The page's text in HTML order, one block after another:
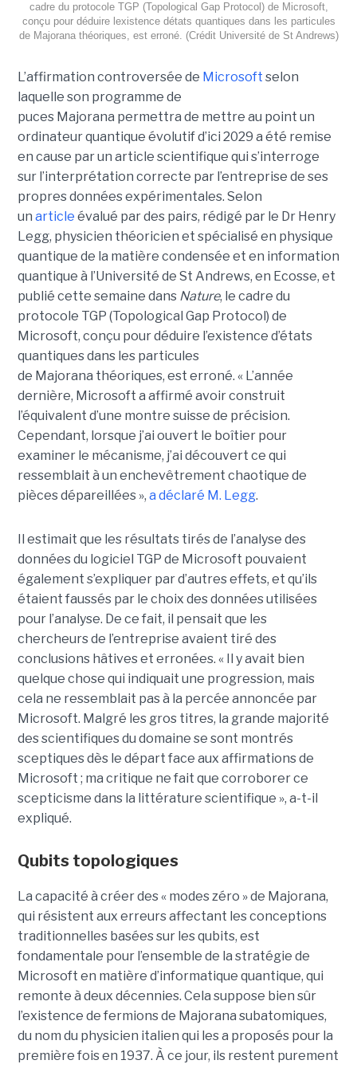
cadre du protocole TGP (Topological Gap Protocol) de Microsoft,
conçu pour déduire lexistence détats quantiques dans les particules
de Majorana théoriques, est erroné. (Crédit Université de St Andrews)
L’affirmation controversée de Microsoft selon
laquelle son programme de
puces Majorana permettra de mettre au point un
ordinateur quantique évolutif d’ici 2029 a été remise
en cause par un article scientifique qui s’interroge
sur l’interprétation correcte par l’entreprise de ses
propres données expérimentales. Selon
un article évalué par des pairs, rédigé par le Dr Henry
Legg, physicien théoricien et spécialisé en physique
quantique de la matière condensée et en information
quantique à l’Université de St Andrews, en Ecosse, et
publié cette semaine dans Nature, le cadre du
protocole TGP (Topological Gap Protocol) de
Microsoft, conçu pour déduire l’existence d’états
quantiques dans les particules
de Majorana théoriques, est erroné. « L’année
dernière, Microsoft a affirmé avoir construit
l’équivalent d’une montre suisse de précision.
Cependant, lorsque j’ai ouvert le boîtier pour
examiner le mécanisme, j’ai découvert ce qui
ressemblait à un enchevêtrement chaotique de
pièces dépareillées », a déclaré M. Legg.
Il estimait que les résultats tirés de l’analyse des
données du logiciel TGP de Microsoft pouvaient
également s’expliquer par d’autres effets, et qu’ils
étaient faussés par le choix des données utilisées
pour l’analyse. De ce fait, il pensait que les
chercheurs de l’entreprise avaient tiré des
conclusions hâtives et erronées. « Il y avait bien
quelque chose qui indiquait une progression, mais
cela ne ressemblait pas à la percée annoncée par
Microsoft. Malgré les gros titres, la grande majorité
des scientifiques du domaine se sont montrés
sceptiques dès le départ face aux affirmations de
Microsoft ; ma critique ne fait que corroborer ce
scepticisme dans la littérature scientifique », a-t-il
expliqué.
Qubits topologiques
La capacité à créer des « modes zéro » de Majorana,
qui résistent aux erreurs affectant les conceptions
traditionnelles basées sur les qubits, est
fondamentale pour l’ensemble de la stratégie de
Microsoft en matière d’informatique quantique, qui
remonte à deux décennies. Cela suppose bien sûr
l’existence de fermions de Majorana subatomiques,
du nom du physicien italien qui les a proposés pour la
première fois en 1937. À ce jour, ils restent purement